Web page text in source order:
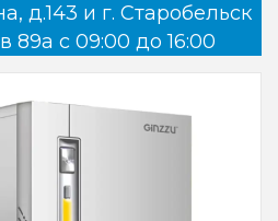
д.143 и г. Старобельск
89а с 09:00 до 16:00